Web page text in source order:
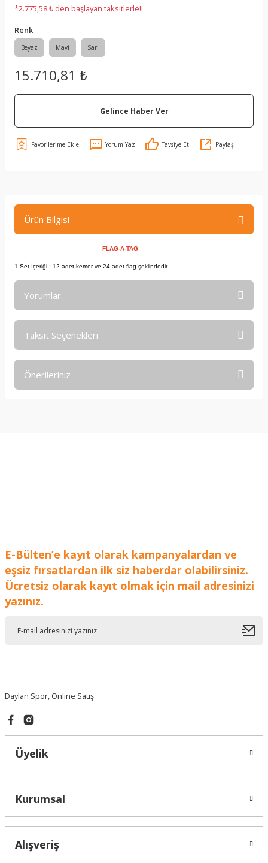
*2.775,58 ₺ den başlayan taksitlerle!!
Renk
Beyaz Mavi Sarı
15.710,81 ₺
Gelince Haber Ver
Yorum Yaz Tavsiye Et Paylaş
Ürün Bilgisi
FLAG-A-TAG
1 Set İçeriği : 12 adet kemer ve 24 adet flag şeklindedir.
Yorumlar
Taksit Seçenekleri
Önerileriniz
E-Bülten’e kayıt olarak kampanyalardan ve
eşsiz fırsatlardan ilk siz haberdar olabilirsiniz.
Ücretsiz olarak kayıt olmak için mail adresinizi
yazınız.
Daylan Spor, Online Satış
Üyelik
Kurumsal
Alışveriş